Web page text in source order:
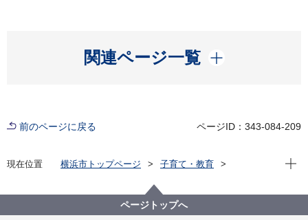
関連ページ一覧
開く
前のページに戻る ページID：343-084-209
現在位置 横浜市トップページ
子育て・教育
保育所に関する情報
放射線測定・対応状況
保育所等における放射線対応状況
現在
ページトップへ